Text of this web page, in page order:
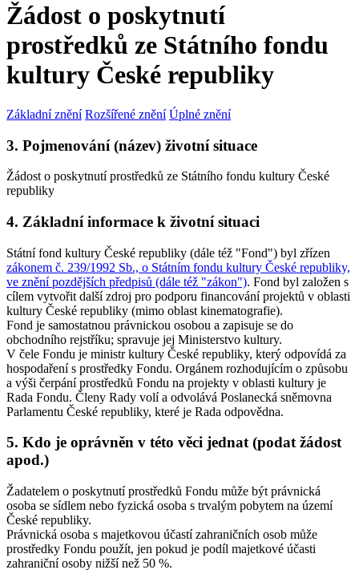
Žádost o poskytnutí
prostředků ze Státního fondu
kultury České republiky
Základní znění Rozšířené znění Úplné znění
3. Pojmenování (název) životní situace
Žádost o poskytnutí prostředků ze Státního fondu kultury České
republiky
4. Základní informace k životní situaci
Státní fond kultury České republiky (dále též "Fond") byl zřízen
zákonem č. 239/1992 Sb., o Státním fondu kultury České republiky,
ve znění pozdějších předpisů (dále též "zákon"). Fond byl založen s
cílem vytvořit další zdroj pro podporu financování projektů v oblasti
kultury České republiky (mimo oblast kinematografie).
Fond je samostatnou právnickou osobou a zapisuje se do
obchodního rejstříku; spravuje jej Ministerstvo kultury.
V čele Fondu je ministr kultury České republiky, který odpovídá za
hospodaření s prostředky Fondu. Orgánem rozhodujícím o způsobu
a výši čerpání prostředků Fondu na projekty v oblasti kultury je
Rada Fondu. Členy Rady volí a odvolává Poslanecká sněmovna
Parlamentu České republiky, které je Rada odpovědna.
5. Kdo je oprávněn v této věci jednat (podat žádost
apod.)
Žadatelem o poskytnutí prostředků Fondu může být právnická
osoba se sídlem nebo fyzická osoba s trvalým pobytem na území
České republiky.
Právnická osoba s majetkovou účastí zahraničních osob může
prostředky Fondu použít, jen pokud je podíl majetkové účasti
zahraniční osoby nižší než 50 %.